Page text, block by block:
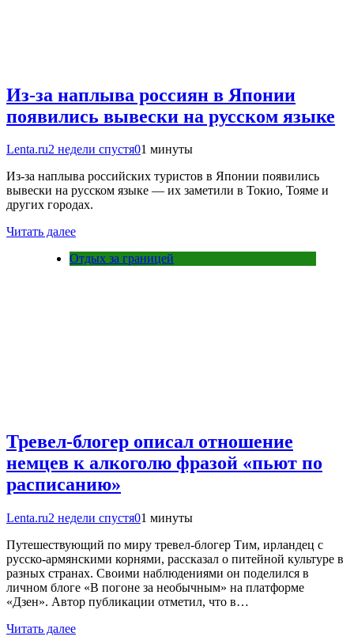
Из-за наплыва россиян в Японии
появились вывески на русском языке
Lenta.ru2 недели спустя01 минуты
Из-за наплыва российских туристов в Японии появились
вывески на русском языке — их заметили в Токио, Тояме и
других городах.
Читать далее
Отдых за границей
Тревел-блогер описал отношение
немцев к алкоголю фразой «пьют по
расписанию»
Lenta.ru2 недели спустя01 минуты
Путешествующий по миру тревел-блогер Тим, ирландец с
русско-армянскими корнями, рассказал о питейной культуре в
разных странах. Своими наблюдениями он поделился в
личном блоге «В погоне за необычным» на платформе
«Дзен». Автор публикации отметил, что в…
Читать далее